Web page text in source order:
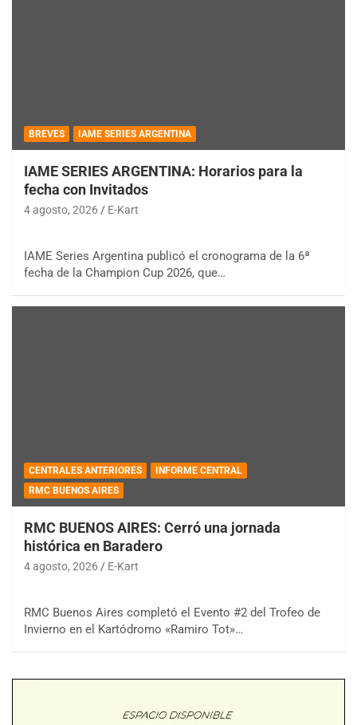
BREVES IAME SERIES ARGENTINA
IAME SERIES ARGENTINA: Horarios para la
fecha con Invitados
4 agosto, 2026 E-Kart
IAME Series Argentina publicó el cronograma de la 6ª
fecha de la Champion Cup 2026, que…
CENTRALES ANTERIORES
INFORME CENTRAL
RMC BUENOS AIRES
RMC BUENOS AIRES: Cerró una jornada
histórica en Baradero
4 agosto, 2026 E-Kart
RMC Buenos Aires completó el Evento #2 del Trofeo de
Invierno en el Kartódromo «Ramiro Tot»…